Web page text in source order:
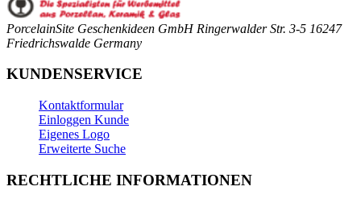
PorcelainSite Geschenkideen GmbH Ringerwalder Str. 3-5 16247
Friedrichswalde Germany
KUNDENSERVICE
Kontaktformular
Einloggen Kunde
Eigenes Logo
Erweiterte Suche
RECHTLICHE INFORMATIONEN